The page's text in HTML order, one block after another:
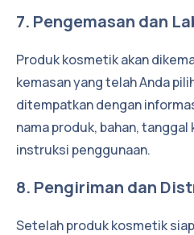
7. Pengemasan dan
Produk kosmetik akan
kemasan yang telah Anda
ditempatkan dengan
nama produk, bahan,
instruksi penggunaan.
8. Pengiriman dan
Setelah produk kosmetik